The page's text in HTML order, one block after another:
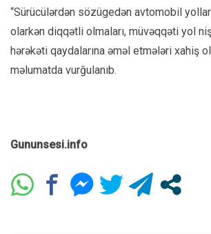
“Sürücülərdən sözügedən avtomobil
olarkən diqqətli olmaları, müvəqqəti yol
hərəkəti qaydalarına əməl etmələri xahiş
məlumatda vurğulanıb.
Gununsesi.info